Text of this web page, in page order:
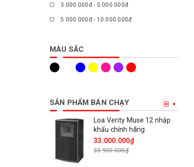
3.000.000đ - 5.000.000đ
5.000.000đ - 10.000.000đ
MÀU SẮC
SẢN PHẨM BÁN CHẠY
Loa Verity Muse 12 nhập
khẩu chính hãng
33.000.000₫
33.900.000₫